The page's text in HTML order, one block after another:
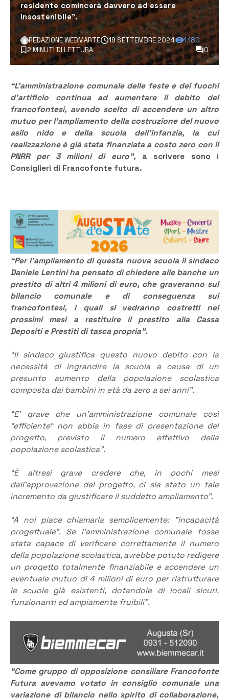
residente comincerà davvero ad essere
insostenibile”.
REDAZIONE WEBMARTE 19 SETTEMBRE 2024
1.180
2 MINUTI DI LETTURA
0
“L’amministrazione comunale delle feste e dei fuochi
d’artificio continua ad aumentare il debito dei
francofontesi, avendo scelto di accendere un altro
mutuo per l’ampliamento della costruzione del nuovo
asilo nido e della scuola dell’infanzia, la cui
realizzazione è già stata finanziata a costo zero con il
PNRR per 3 milioni di euro”, a scrivere sono i
Consiglieri di Francofonte futura.
“Per l’ampliamento di questa nuova scuola il sindaco
Daniele Lentini ha pensato di chiedere alle banche un
prestito di altri 4 milioni di euro, che graveranno sul
bilancio comunale e di conseguenza sui
francofontesi, i quali si vedranno costretti nei
prossimi mesi a restituire il prestito alla Cassa
Depositi e Prestiti di tasca propria”.
“Il sindaco giustifica questo nuovo debito con la
necessità di ingrandire la scuola a causa di un
presunto aumento della popolazione scolastica
composta dai bambini in età da zero a sei anni”.
“E’ grave che un’amministrazione comunale così
“efficiente“ non abbia in fase di presentazione del
progetto, previsto il numero effettivo della
popolazione scolastica”.
“È altresì grave credere che, in pochi mesi
dall’approvazione del progetto, ci sia stato un tale
incremento da giustificare il suddetto ampliamento”.
“A noi piace chiamarla semplicemente: ”incapacità
progettuale”. Se l’amministrazione comunale fosse
stata capace di verificare correttamente il numero
della popolazione scolastica, avrebbe potuto redigere
un progetto totalmente finanziabile e accendere un
eventuale mutuo di 4 milioni di euro per ristrutturare
le scuole già esistenti, dotandole di locali sicuri,
funzionanti ed ampiamente fruibili”.
“Come gruppo di opposizione consiliare Francofonte
Futura avevamo votato in consiglio comunale una
variazione di bilancio nello spirito di collaborazione,